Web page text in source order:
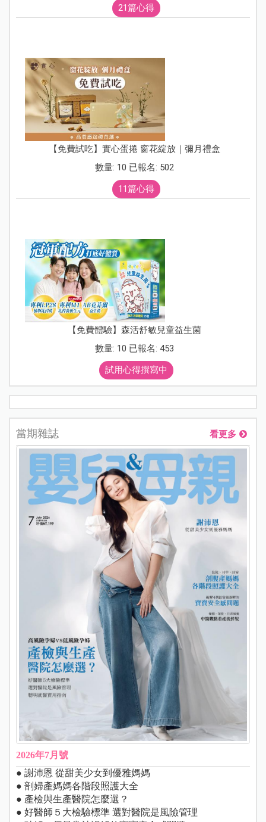
21篇心得
【免費試吃】實心蛋捲 窗花綻放｜彌月禮盒
數量: 10 已報名: 502
11篇心得
【免費體驗】森活舒敏兒童益生菌
數量: 10 已報名: 453
試用心得撰寫中
當期雜誌 看更多
2026年7月號
● 謝沛恩 從甜美少女到優雅媽媽
● 剖婦產媽媽各階段照護大全
● 產檢與生產醫院怎麼選？
● 好醫師５大檢驗標準 選對醫院是風險管理